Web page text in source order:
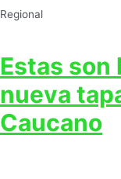
Regional
Estas son
nueva
Caucano